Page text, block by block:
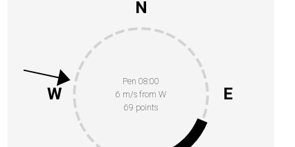
Pen 08:00
6 m/s from W
69 points
N
E
W